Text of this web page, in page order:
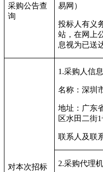
采购公告查
询
易网）
投标人有义
站，在网上
息视为已送
对本次招标
1.采购人信息
名称：深圳
地址：广东
区水田二街1
联系人及联
2.采购代理